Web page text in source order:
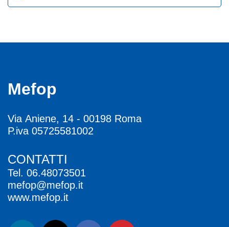
Mefop
Via Aniene, 14 - 00198 Roma
P.iva 05725581002
CONTATTI
Tel. 06.48073501
mefop@mefop.it
www.mefop.it